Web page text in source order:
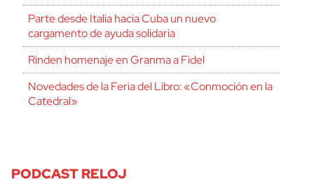
Parte desde Italia hacia Cuba un nuevo
cargamento de ayuda solidaria
Rinden homenaje en Granma a Fidel
Novedades de la Feria del Libro: «Conmoción en la
Catedral»
PODCAST RELOJ